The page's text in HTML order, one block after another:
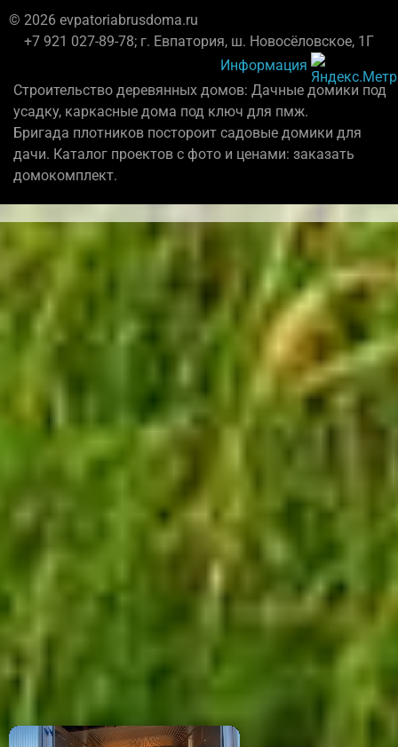
© 2026 evpatoriabrusdoma.ru
+7 921 027-89-78; г. Евпатория, ш. Новосёловское, 1Г
Информация
Строительство деревянных домов: Дачные домики под
усадку, каркасные дома под ключ для пмж.
Бригада плотников постороит садовые домики для
дачи. Каталог проектов с фото и ценами: заказать
домокомплект.